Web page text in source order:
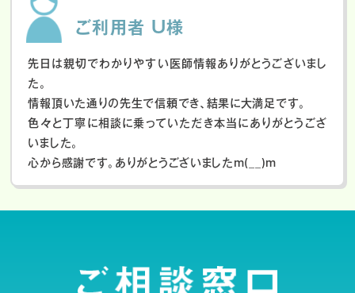
ご利用者 U様
先日は親切でわかりやすい医師情報ありがとうございまし
た。
情報頂いた通りの先生で信頼でき、結果に大満足です。
色々と丁寧に相談に乗っていただき本当にありがとうござ
いました。
心から感謝です。ありがとうございましたm(__)m